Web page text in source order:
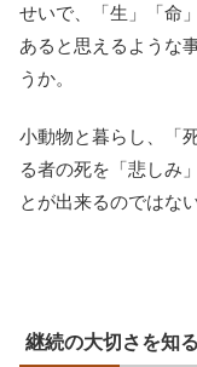
せいで、「生」「命
あると思えるような
うか。
小動物と暮らし、「
る者の死を「悲しみ
とが出来るのではな
継続の大切さを知る